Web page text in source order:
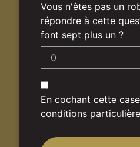
Vous n'êtes pas un
répondre à cette
font sept plus un ?
En cochant cette
conditions